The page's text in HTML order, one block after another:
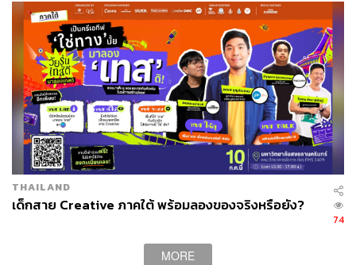
THAILAND
เด็กสาย Creative ภาคใต้ พร้อมลองของจริงหรือยัง?
74
MORE